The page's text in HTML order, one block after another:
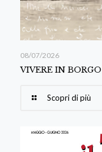
08/07/2026
VIVERE IN BORGO
Scopri di più